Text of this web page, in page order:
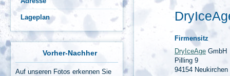
Firmensitz
DryIceAge GmbH
Pilling 9
94154
Lageplan
Vorher-Nachher
Auf unseren Fotos erkennen Sie